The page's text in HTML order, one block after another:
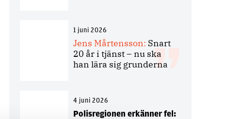
1 juni 2026
Jens Mårtensson: Snart
20 år i tjänst – nu ska
han lära sig grunderna
4 juni 2026
Polisregionen erkänner fel: